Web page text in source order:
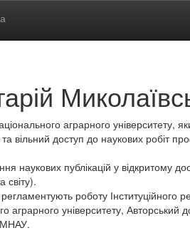
аграрного університету,
вільний доступ до наукових робіт
наукових публікацій у відкритому
світу).
роботу Інституційного
аграрного університету, Авторський
МНАУ.